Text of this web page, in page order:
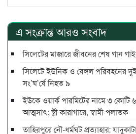
এ সংক্রান্ত আরও সংবাদ
সিলেটের মাজারে জীবনের শেষ গান
সিলেটে ইউনিক ও বেঙ্গল পরিবহনের
সং’ঘ’র্ষে নিহত ৯
ইউকে ওয়ার্ক পারমিটের নামে ৩ কোটি
আত্মসাৎ: স্ত্রী কারাগারে, স্বামী পলাতক
তাহিরপুরে নৌ-ধর্মঘট প্রত্যাহার: